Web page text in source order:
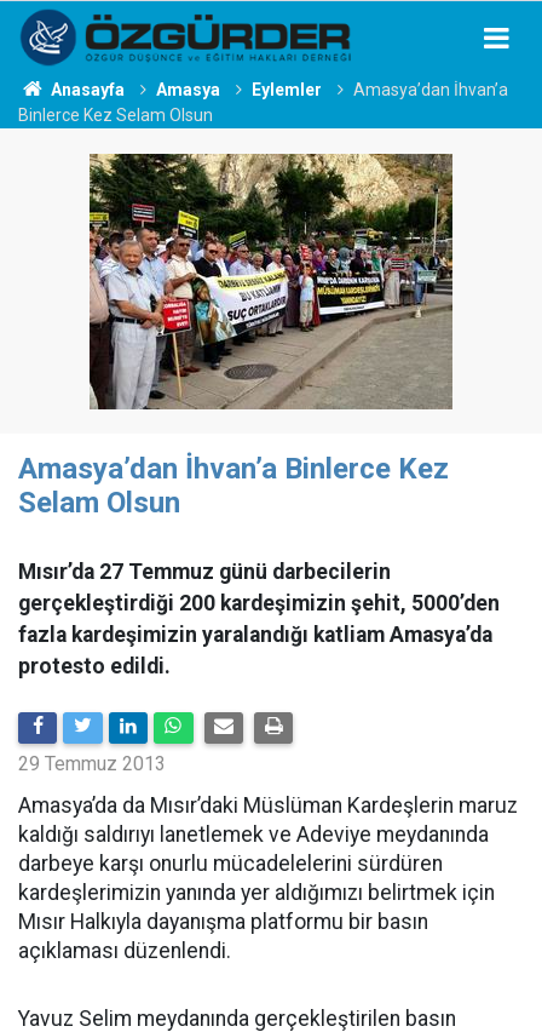
Anasayfa Amasya Eylemler
Amasya’dan İhvan’a
Binlerce Kez Selam Olsun
Amasya’dan İhvan’a Binlerce Kez
Selam Olsun
Mısır’da 27 Temmuz günü darbecilerin
gerçekleştirdiği 200 kardeşimizin şehit, 5000’den
fazla kardeşimizin yaralandığı katliam Amasya’da
protesto edildi.
29 Temmuz 2013
Amasya’da da Mısır’daki Müslüman Kardeşlerin maruz
kaldığı saldırıyı lanetlemek ve Adeviye meydanında
darbeye karşı onurlu mücadelelerini sürdüren
kardeşlerimizin yanında yer aldığımızı belirtmek için
Mısır Halkıyla dayanışma platformu bir basın
açıklaması düzenlendi.
Yavuz Selim meydanında gerçekleştirilen basın